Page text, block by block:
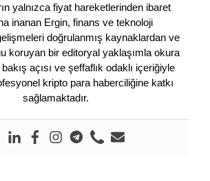
yalnızca fiyat hareketlerinden ibaret
inanan Ergin, finans ve teknoloji
doğrulanmış kaynaklardan ve
koruyan bir editoryal yaklaşımla okura
açısı ve şeffaflık odaklı içeriğiyle
kripto para haberciliğine katkı
sağlamaktadır.